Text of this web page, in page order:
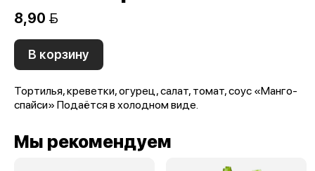
8,90 
В корзину
Тортилья, креветки, огурец, салат, томат, соус «Манго-
спайси» Подаётся в холодном виде.
Мы рекомендуем